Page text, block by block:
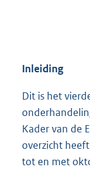
Inleiding
Dit is het
Kader van de
overzicht
tot en met